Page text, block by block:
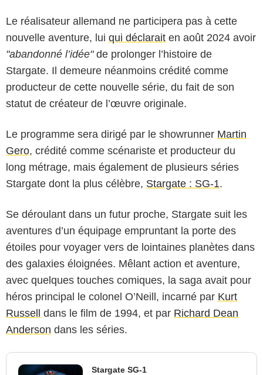
Le réalisateur allemand ne participera pas à cette
nouvelle aventure, lui qui déclarait en août 2024 avoir
"abandonné l’idée"de prolonger l’histoire de
Stargate. Il demeure néanmoins crédité comme
producteur de cette nouvelle série, du fait de son
statut de créateur de l’œuvre originale.
Le programme sera dirigé par le showrunner Martin
Gero, crédité comme scénariste et producteur du
long métrage, mais également de plusieurs séries
Stargate dont la plus célèbre, Stargate : SG-1.
Se déroulant dans un futur proche, Stargate suit les
aventures d’un équipage empruntant la porte des
étoiles pour voyager vers de lointaines planètes dans
des galaxies éloignées. Mêlant action et aventure,
avec quelques touches comiques, la saga avait pour
héros principal le colonel O’Neill, incarné par Kurt
Russell dans le film de 1994, et par Richard Dean
Anderson dans les séries.
Stargate SG-1